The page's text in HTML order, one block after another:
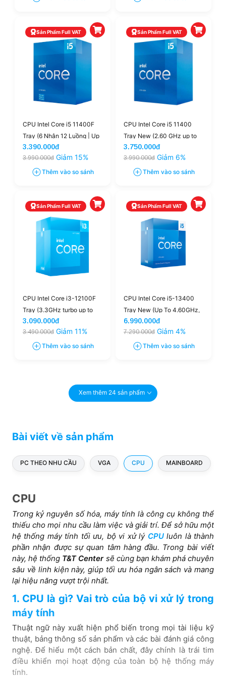
Sản Phẩm Full VAT
CPU Intel Core i5 11400F
Tray (6 Nhân 12 Luồng | Up
To 4.4GHz | 12M Cache |
65W)
3.390.000đ
3.990.000đ Giảm 15%
Thêm vào so sánh
Sản Phẩm Full VAT
CPU Intel Core i5 11400
Tray New (2.60 GHz up to
4.40 GHz, 12M Cache,
Socket 1200)
3.750.000đ
3.990.000đ Giảm 6%
Thêm vào so sánh
Sản Phẩm Full VAT
CPU Intel Core i3-12100F
Tray (3.3GHz turbo up to
4.3GHz, 4 nhân 8 luồng,
12MB Cache, 65W)
3.090.000đ
3.490.000đ Giảm 11%
Thêm vào so sánh
Sản Phẩm Full VAT
CPU Intel Core i5-13400
Tray New (Up To 4.60GHz,
10 Nhân 16 Luồng, 20 MB
Cache, LGA 1700)
6.990.000đ
7.290.000đ Giảm 4%
Thêm vào so sánh
Xem thêm 24 sản phẩm
Bài viết về sản phẩm
PC THEO NHU CẦU VGA CPU MAINBOARD
CPU
Trong kỷ nguyên số hóa, máy tính là công cụ không thể
thiếu cho mọi nhu cầu làm việc và giải trí. Để sở hữu một
hệ thống máy tính tối ưu, bộ vi xử lý CPUluôn là thành
phần nhận được sự quan tâm hàng đầu. Trong bài viết
này, hệ thống T&T Centersẽ cùng bạn khám phá chuyên
sâu về linh kiện này, giúp tối ưu hóa ngân sách và mang
lại hiệu năng vượt trội nhất.
1. CPU là gì? Vai trò của bộ vi xử lý trong
máy tính
Thuật ngữ này xuất hiện phổ biến trong mọi tài liệu kỹ
thuật, bảng thông số sản phẩm và các bài đánh giá công
nghệ. Để hiểu một cách bản chất, đây chính là trái tim
điều khiển mọi hoạt động của toàn bộ hệ thống máy
tính.